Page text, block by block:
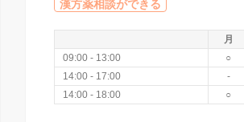
漢方薬相談ができる
月
09:00 - 13:00
○
14:00 - 17:00
-
14:00 - 18:00
○